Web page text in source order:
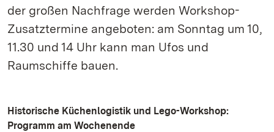
der großen Nachfrage werden Workshop-
Zusatztermine angeboten: am Sonntag um 10,
11.30 und 14 Uhr kann man Ufos und
Raumschiffe bauen.
Historische Küchenlogistik und Lego-Workshop:
Programm am Wochenende